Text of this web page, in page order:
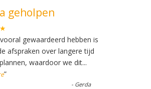
geholpen
gewaardeerd hebben is
afspraken over langere tijd
waardoor we dit...
”
- Gerda